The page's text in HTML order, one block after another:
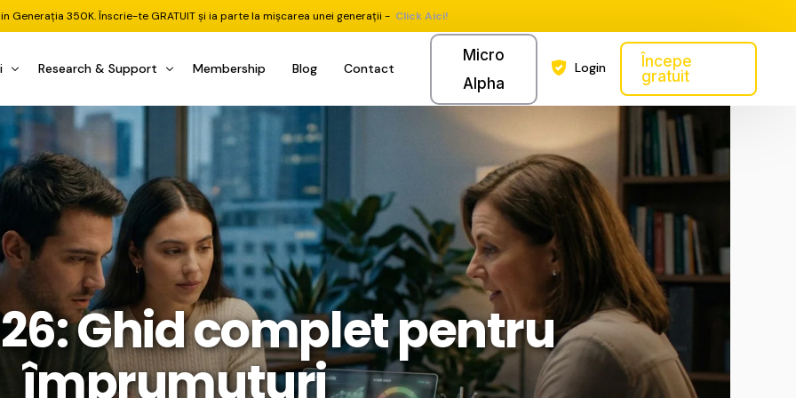
Generația 350K. Înscrie-te GRATUIT și ia parte la mișcarea unei generații - Click Aici!
Investițional
(DGI & DCF)
& Execuție
Pieței
ETF
Acțiuni
Dive Stocks
Check
Tracking
Mecanice
EA MT5
Research & Support
Pastila Financiară Premium
Risc sau Oportunitate
Q&A LIVE
Comunitate Premium
Chat & Suport Mentor
1 la 1 Mentor
Membership Blog Contact
Micro
Alpha
Login
Începe
gratuit
Ghid complet pentru
împrumuturi